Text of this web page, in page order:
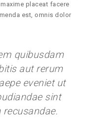
placeat facere
est, omnis dolor
quibusdam
aut rerum
eveniet ut
sint